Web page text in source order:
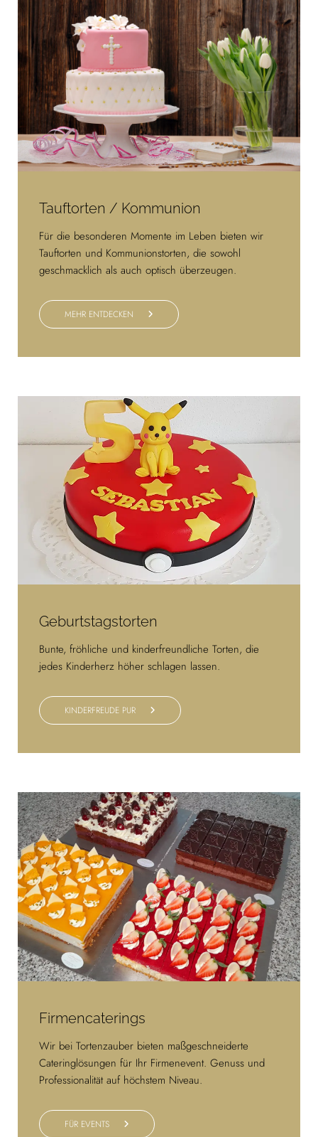
Tauftorten / Kommunion
Für die besonderen Momente im Leben bieten wir
Tauftorten und Kommunionstorten, die sowohl
geschmacklich als auch optisch überzeugen.
MEHR ENTDECKEN
Geburtstagstorten
Bunte, fröhliche und kinderfreundliche Torten, die
jedes Kinderherz höher schlagen lassen.
KINDERFREUDE PUR
Firmencaterings
Wir bei Tortenzauber bieten maßgeschneiderte
Cateringlösungen für Ihr Firmenevent. Genuss und
Professionalität auf höchstem Niveau.
FÜR EVENTS